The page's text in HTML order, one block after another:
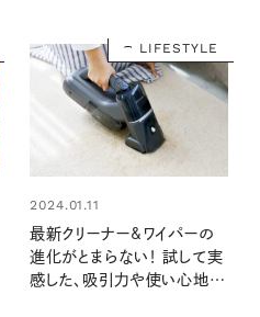
LIFESTYLE
2024.01.11
最新クリーナー&ワイパーの
進化がとまらない！ 試して実
感した、吸引力や使い心地